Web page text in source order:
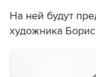
На ней будут
художника